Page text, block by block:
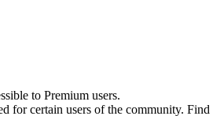
to Premium users.
for certain users of the community. Find